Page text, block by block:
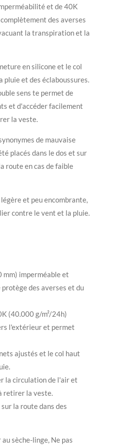
et de 40K
des averses
la transpiration et la
en silicone et le col
et des éclaboussures.
sens te permet de
et d'accéder facilement
la veste.
de mauvaise
placés dans le dos et sur
route en cas de faible
et peu encombrante,
contre le vent et la pluie.
imperméable et
des averses et du
(40.000 g/m²/24h)
l'extérieur et permet
ajustés et le col haut
la circulation de l'air et
retirer la veste.
la route dans des
sèche-linge, Ne pas